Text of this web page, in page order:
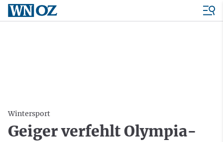
Wintersport
Geiger verfehlt Olympia-